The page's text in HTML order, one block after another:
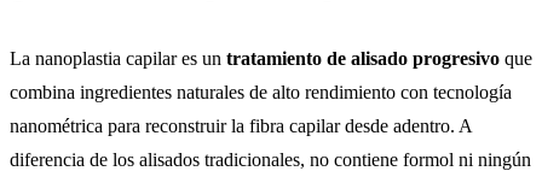
La nanoplastia capilar es un tratamiento de alisado progresivo que
combina ingredientes naturales de alto rendimiento con tecnología
nanométrica para reconstruir la fibra capilar desde adentro. A
diferencia de los alisados tradicionales, no contiene formol ni ningún